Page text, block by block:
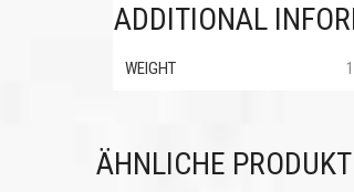
ADDITIONAL
WEIGHT
ÄHNLICHE